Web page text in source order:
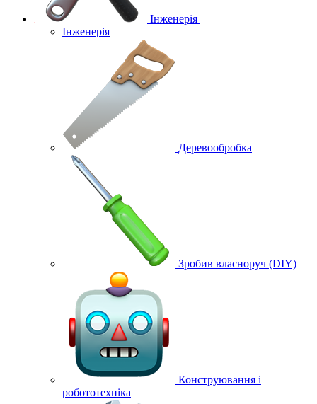
Інженерія
Інженерія
Деревообробка
Зробив власноруч (DIY)
Конструювання і
робототехніка